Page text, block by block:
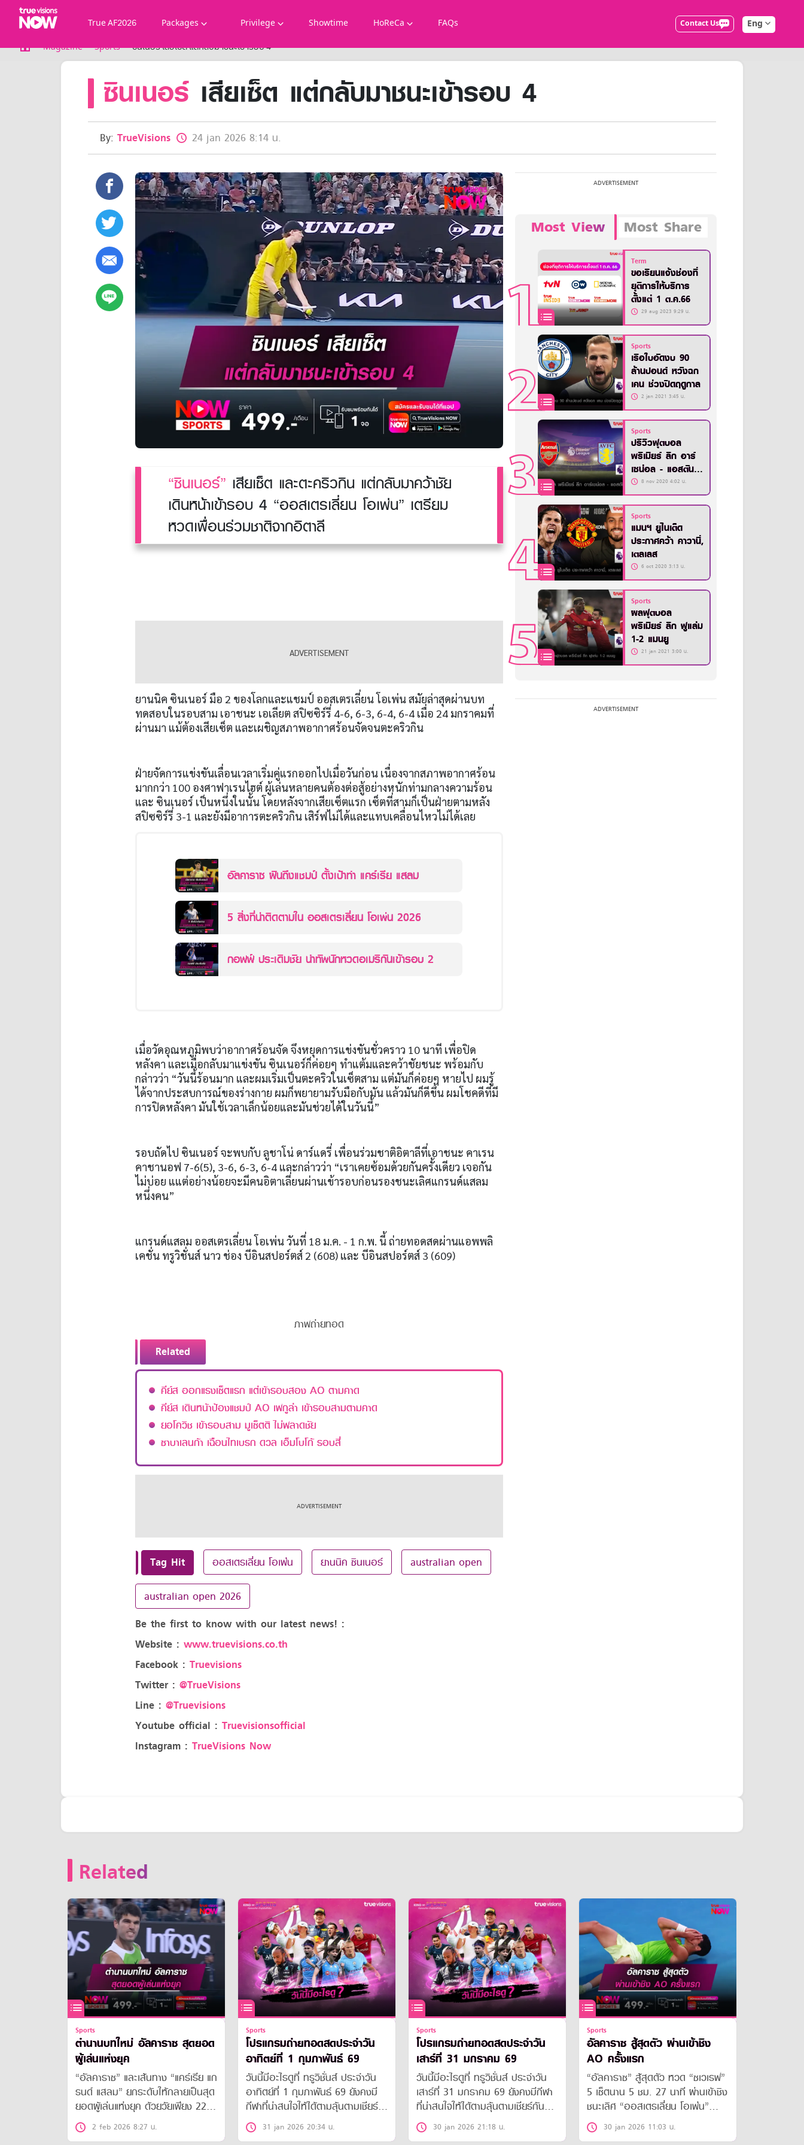
True AF2026 Packages Privilege Showtime HoReCa FAQs Contact Us Eng
True AF2026
Packages
NOW SPORTS
NOW BUNDLES
NOW Muay Thai
All TrueVisions Now Packages
TrueVisions Privileges
Package for Business
Find participating stores
Magazine Sports ซินเนอร์ เสียเซ็ต แต่กลับมาชนะเข้ารอบ 4
ซินเนอร์ เสียเซ็ต แต่กลับมาชนะเข้ารอบ 4
By: TrueVisions 24 jan 2026 8:14 น.
“ซินเนอร์” เสียเซ็ต และตะคริวกิน แต่กลับมาคว้าชัย
เดินหน้าเข้ารอบ 4 “ออสเตรเลี่ยน โอเพ่น” เตรียม
หวดเพื่อนร่วมชาติจากอิตาลี
ยานนิค ซินเนอร์ มือ 2 ของโลกและแชมป์ ออสเตรเลี่ยน โอเพ่น สมัยล่าสุดผ่านบท
ทดสอบในรอบสาม เอาชนะ เอเลียต สปิซซิร์รี่ 4-6, 6-3, 6-4, 6-4 เมื่อ 24 มกราคมที่
ผ่านมา แม้ต้องเสียเซ็ต และเผชิญสภาพอากาศร้อนจัดจนตะคริวกิน
ฝ่ายจัดการแข่งขันเลื่อนเวลาเริ่มคู่แรกออกไปเมื่อวันก่อน เนื่องจากสภาพอากาศร้อน
มากกว่า 100 องศาฟาเรนไฮต์ ผู้เล่นหลายคนต้องต่อสู้อย่างหนักท่ามกลางความร้อน
และ ซินเนอร์ เป็นหนึ่งในนั้น โดยหลังจากเสียเซ็ตแรก เซ็ตที่สามก็เป็นฝ่ายตามหลัง
สปิซซิร์รี่ 3-1 และยังมีอาการตะคริวกิน เสิร์ฟไม่ได้และแทบเคลื่อนไหวไม่ได้เลย
อัลคาราซ ฝันถึงแชมป์ ตั้งเป้าทำ แคร์เรีย แสลม
5 สิ่งที่น่าติดตามใน ออสเตรเลี่ยน โอเพ่น 2026
กอฟฟ์ ประเดิมชัย นำทัพนักหวดอเมริกันเข้ารอบ 2
เมื่อวัดอุณหภูมิพบว่าอากาศร้อนจัด จึงหยุดการแข่งขันชั่วคราว 10 นาที เพื่อปิด
หลังคา และเมื่อกลับมาแข่งขัน ซินเนอร์ก็ค่อยๆ ทำแต้มและคว้าชัยชนะ พร้อมกับ
กล่าวว่า “วันนี้ร้อนมาก และผมเริ่มเป็นตะคริวในเซ็ตสาม แต่มันก็ค่อยๆ หายไป ผมรู้
ได้จากประสบการณ์ของร่างกาย ผมก็พยายามรับมือกับมัน แล้วมันก็ดีขึ้น ผมโชคดีที่มี
การปิดหลังคา มันใช้เวลาเล็กน้อยและมันช่วยได้ในวันนี้”
รอบถัดไป ซินเนอร์ จะพบกับ ลูชาโน่ ดาร์แดรี่ เพื่อนร่วมชาติอิตาลีที่เอาชนะ คาเรน
คาชานอฟ 7-6(5), 3-6, 6-3, 6-4 และกล่าวว่า “เราเคยซ้อมด้วยกันครั้งเดียว เจอกัน
ไม่บ่อย แแต่อย่างน้อยจะมีคนอิตาเลี่ยนผ่านเข้ารอบก่อนรองชนะเลิศแกรนด์แสลม
หนึ่งคน”
แกรนด์แสลม ออสเตรเลี่ยน โอเพ่น วันที่ 18 ม.ค. - 1 ก.พ. นี้ ถ่ายทอดสดผ่านแอพพลิ
เคชั่น ทรูวิชั่นส์ นาว ช่อง บีอินสปอร์ตส์2 (608) และ บีอินสปอร์ตส์ 3 (609)
ภาพถ่ายทอด
Related
คีย์ส ออกแรงเซ็ตแรก แต่เข้ารอบสอง AO ตามคาด
คีย์ส เดินหน้าป้องแชมป์ AO เพกูล่า เข้ารอบสามตามคาด
ยอโควิช เข้ารอบสาม มูเซ็ตติ ไม่พลาดชัย
ซาบาเลนก้า เฉือนไทเบรก ดวล เอ็มโบโก้ รอบสี่
Tag Hit ออสเตรเลี่ยน โอเพ่น ยานนิค ซินเนอร์ australian open
australian open 2026
Be the first to know with our latest news! :
Website : www.truevisions.co.th
Facebook : Truevisions
Twitter : @TrueVisions
Line : @Truevisions
Youtube official : Truevisionsofficial
Instagram : TrueVisions Now
Most View Most Share
Term
ขอเรียนแจ้งช่องที่
ยุติการให้บริการ
ตั้งแต่ 1 ต.ค.66
29 aug 2023 9:29 น.
Sports
เรือใบอัดงบ 90
ล้านปอนด์ หวังฉก
เคน ช่วงปิดฤดูกาล
2 jan 2021 3:45 น.
Sports
ปรีวิวฟุตบอล
พรีเมียร์ ลีก อาร์
เซน่อล - แอสตัน
วิลล่า8 nov 2020 4:02 น.
Sports
แมนฯ ยูไนเต็ด
ประกาศคว้า คาวานี่,
เตลเลส
6 oct 2020 3:13 น.
Sports
ผลฟุตบอล
พรีเมียร์ ลีก ฟูแล่ม
1-2 แมนยู
21 jan 2021 3:00 น.
Related
Sports
ตำนานบทใหม่ อัลคาราซ สุดยอด
ผู้เล่นแห่งยุค
“อัลคาราซ” และเส้นทาง “แคร์เรีย แก
รนด์ แสลม” ยกระดับให้กลายเป็นสุด
ยอดผู้เล่นแห่งยุค ด้วยวัยเพียง 22 ปี
272 วัน เมื่อคว้าแชมป์ “ออสเตร
เลี่ยน โอเพ่น” สมัยแรก
2 feb 2026 8:27 น.
Sports
โปรแกรมถ่ายทอดสดประจำวัน
อาทิตย์ที่ 1 กุมภาพันธ์ 69
วันนี้มีอะไรดูที่ ทรูวิชั่นส์ ประจำวัน
อาทิตย์ที่ 1 กุมภาพันธ์ 69 ยังคงมี
กีฬาที่น่าสนใจให้ได้ตามลุ้นตามเชียร์
กันเหมือนเดิม โดยในส่วนของ
ฟุตบอลนั้น ยังมีศึก ลา ลีกา สเปน,
31 jan 2026 20:34 น.
Sports
โปรแกรมถ่ายทอดสดประจำวัน
เสาร์ที่ 31 มกราคม 69
วันนี้มีอะไรดูที่ ทรูวิชั่นส์ ประจำวัน
เสาร์ที่ 31 มกราคม 69 ยังคงมีกีฬา
ที่น่าสนใจให้ได้ตามลุ้นตามเชียร์กัน
เหมือนเดิม โดยในส่วนของฟุตบอล
นั้น ยังมีศึก ลา ลีกา สเปน, บุนเดสลี
30 jan 2026 21:18 น.
Sports
อัลคาราซ สู้สุดตัว ผ่านเข้าชิง
AO ครั้งแรก
“อัลคาราซ” สู้สุดตัว หวด “ซเวเรฟ”
5 เซ็ตนาน 5 ชม. 27 นาที ผ่านเข้าชิง
ชนะเลิศ “ออสเตรเลี่ยน โอเพ่น”
ครั้งแรก30 jan 2026 11:03 น.